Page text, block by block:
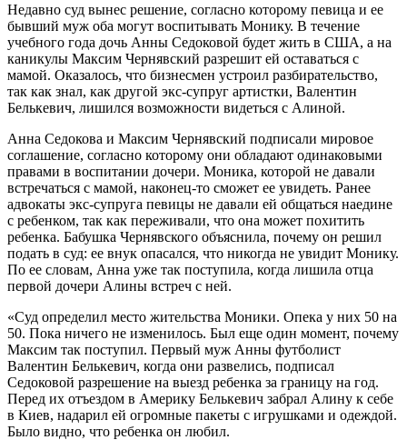
Недавно суд вынес решение, согласно которому певица и ее
бывший муж оба могут воспитывать Монику. В течение
учебного года дочь Анны Седоковой будет жить в США, а на
каникулы Максим Чернявский разрешит ей оставаться с
мамой. Оказалось, что бизнесмен устроил разбирательство,
так как знал, как другой экс-супруг артистки, Валентин
Белькевич, лишился возможности видеться с Алиной.
Анна Седокова и Максим Чернявский подписали мировое
соглашение, согласно которому они обладают одинаковыми
правами в воспитании дочери. Моника, которой не давали
встречаться с мамой, наконец-то сможет ее увидеть. Ранее
адвокаты экс-супруга певицы не давали ей общаться наедине
с ребенком, так как переживали, что она может похитить
ребенка. Бабушка Чернявского объяснила, почему он решил
подать в суд: ее внук опасался, что никогда не увидит Монику.
По ее словам, Анна уже так поступила, когда лишила отца
первой дочери Алины встреч с ней.
«Суд определил место жительства Моники. Опека у них 50 на
50. Пока ничего не изменилось. Был еще один момент, почему
Максим так поступил. Первый муж Анны футболист
Валентин Белькевич, когда они развелись, подписал
Седоковой разрешение на выезд ребенка за границу на год.
Перед их отъездом в Америку Белькевич забрал Алину к себе
в Киев, надарил ей огромные пакеты с игрушками и одеждой.
Было видно, что ребенка он любил.